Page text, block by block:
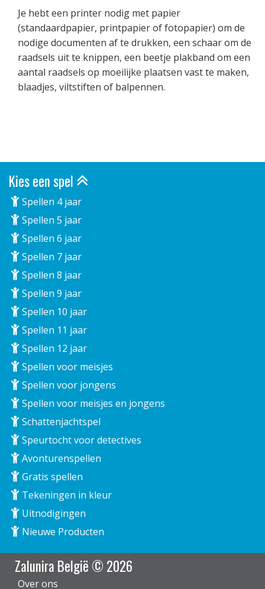
Je hebt een printer nodig met papier
(standaardpapier, printpapier of fotopapier) om de
nodige documenten af te drukken, een schaar om de
raadsels uit te knippen, een beetje plakband om een
aantal raadsels op moeilijke plaatsen vast te maken,
blaadjes, viltstiften of balpennen.
Kies een spel
Spellen 4 jaar
Spellen 5 jaar
Spellen 6 jaar
Spellen 7 jaar
Spellen 8 jaar
Spellen 9 jaar
Spellen 10 jaar
Spellen 11 jaar
Spellen 12 jaar
Spellen voor meisjes
Spellen voor jongens
Spellen voor meisjes en jongens
Schattenjachtspel
Speurtocht voor detectives
Avonturenspellen
Gratis spellen
Tekeningen in kleur
Uitnodigingen
Nieuwe Producten
Zalunira België © 2026
Over ons